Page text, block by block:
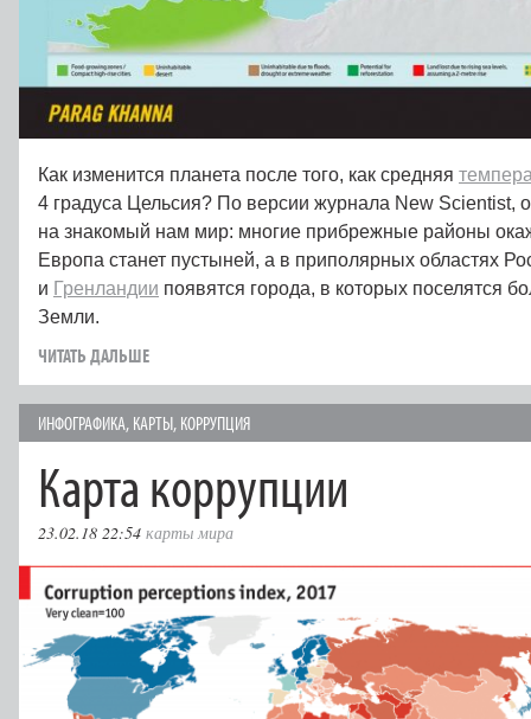
Как изменится планета после того, как средняя
4 градуса Цельсия? По версии журнала New Scientist,
на знакомый нам мир: многие прибрежные районы
Европа станет пустыней, а в приполярных областях
и Гренландии появятся города, в которых поселятся
Земли.
ЧИТАТЬ ДАЛЬШЕ
ИНФОГРАФИКА, КАРТЫ, КОРРУПЦИЯ
Карта коррупции
23.02.18 22:54 карты мира